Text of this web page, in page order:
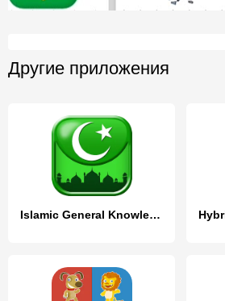
Другие приложения
Islamic General Knowledge Quiz